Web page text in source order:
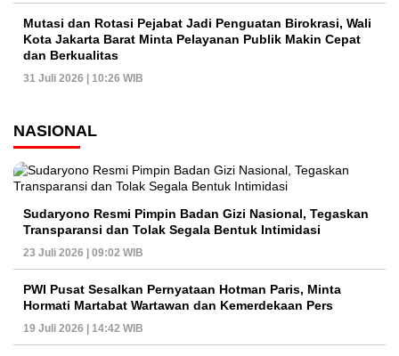
Mutasi dan Rotasi Pejabat Jadi Penguatan Birokrasi, Wali
Kota Jakarta Barat Minta Pelayanan Publik Makin Cepat
dan Berkualitas
31 Juli 2026 | 10:26 WIB
NASIONAL
Sudaryono Resmi Pimpin Badan Gizi Nasional, Tegaskan
Transparansi dan Tolak Segala Bentuk Intimidasi
23 Juli 2026 | 09:02 WIB
PWI Pusat Sesalkan Pernyataan Hotman Paris, Minta
Hormati Martabat Wartawan dan Kemerdekaan Pers
19 Juli 2026 | 14:42 WIB